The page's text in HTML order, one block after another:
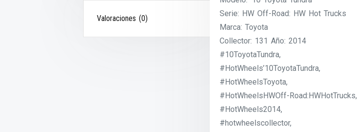
Valoraciones (0)
Serie: HW Off-Road: HW Hot Trucks
Marca: Toyota
Collector: 131 Año: 2014
#10ToyotaTundra,
#HotWheels’10ToyotaTundra,
#HotWheelsToyota,
#HotWheelsHWOff-Road:HWHotTrucks,
#HotWheels2014,
#hotwheelscollector,